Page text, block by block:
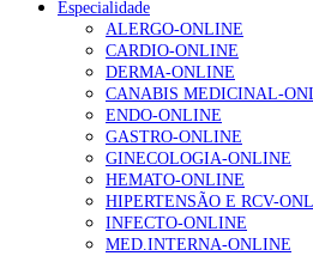
como outros sindicatos já fizeram.
Saúde Online
NOTÍCIAS MAIS LIDAS
Enfermagem Forense.
gesto conta e cada
202 visualizações
Alguns milhares de
família com nova regras do
175 visualizações
Especialidade
ALERGO-ONLINE
CARDIO-ONLINE
DERMA-ONLINE
CANABIS MEDICINAL-
ENDO-ONLINE
GASTRO-ONLINE
GINECOLOGIA-ONLINE
HEMATO-ONLINE
HIPERTENSÃO E RCV-
INFECTO-ONLINE
MED.INTERNA-ONLINE